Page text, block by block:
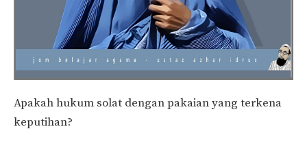
Apakah hukum solat dengan pakaian yang terkena
keputihan?